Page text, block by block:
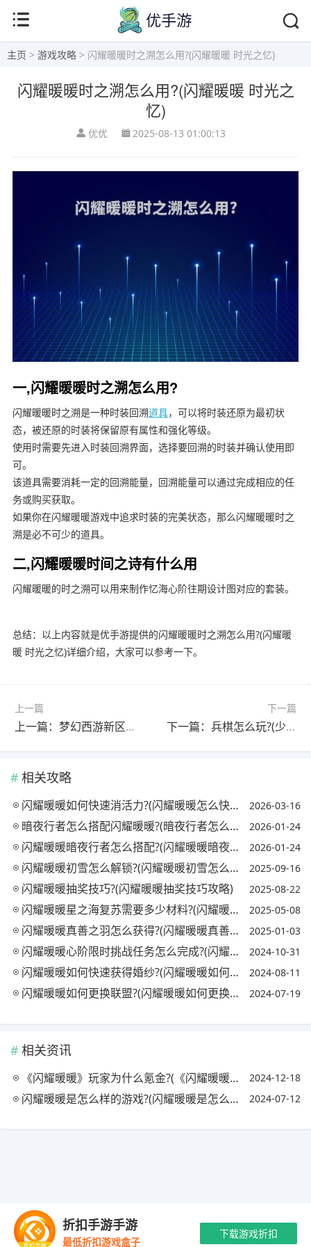
主页 > 游戏攻略 > 闪耀暖暖时之溯怎么用?(闪耀暖暖 时光之忆)
闪耀暖暖时之溯怎么用?(闪耀暖暖 时光之
忆)
优优 2025-08-13 01:00:13
一,闪耀暖暖时之溯怎么用?
闪耀暖暖时之溯是一种时装回溯道具，可以将时装还原为最初状
态，被还原的时装将保留原有属性和强化等级。
使用时需要先进入时装回溯界面，选择要回溯的时装并确认使用即
可。
该道具需要消耗一定的回溯能量，回溯能量可以通过完成相应的任
务或购买获取。
如果你在闪耀暖暖游戏中追求时装的完美状态，那么闪耀暖暖时之
溯是必不可少的道具。
二,闪耀暖暖时间之诗有什么用
闪耀暖暖的时之溯可以用来制作忆海心阶往期设计图对应的套装。
总结：以上内容就是优手游提供的闪耀暖暖时之溯怎么用?(闪耀暖
暖 时光之忆)详细介绍，大家可以参考一下。
上一篇
上一篇：梦幻西游新区五开用什么攻宝宝?(梦幻新区5开用什么宝宝)
下一篇
下一篇：兵棋怎么玩?(少女前线兵棋怎么玩)
相关攻略
闪耀暖暖如何快速消活力?(闪耀暖暖怎么快速提升) 2026-03-16
暗夜行者怎么搭配闪耀暖暖?(暗夜行者怎么搭配闪耀暖暖套装) 2026-01-24
闪耀暖暖暗夜行者怎么搭配?(闪耀暖暖暗夜行者怎么搭配阵容) 2026-01-24
闪耀暖暖初雪怎么解锁?(闪耀暖暖初雪怎么获得) 2025-09-16
闪耀暖暖抽奖技巧?(闪耀暖暖抽奖技巧攻略) 2025-08-22
闪耀暖暖星之海复苏需要多少材料?(闪耀暖暖星海之梦复苏材料) 2025-05-08
闪耀暖暖真善之羽怎么获得?(闪耀暖暖真善之羽怎么获得视频) 2025-01-03
闪耀暖暖心阶限时挑战任务怎么完成?(闪耀暖暖心阶什么时候结算) 2024-10-31
闪耀暖暖如何快速获得婚纱?(闪耀暖暖如何快速获得婚纱碎片) 2024-08-11
闪耀暖暖如何更换联盟?(闪耀暖暖如何更换联盟账号) 2024-07-19
相关资讯
《闪耀暖暖》玩家为什么氪金?(《闪耀暖暖》玩家为什么氪金这么多) 2024-12-18
闪耀暖暖是怎么样的游戏?(闪耀暖暖是怎么样的游戏模式) 2024-07-12
折扣手游手游
最低折扣游戏盒子
下载游戏折扣
Copyright © 2021-2035 优手游 版权所有 网站备案号：
2024042416号-1抵制不良游戏 拒绝盗版游戏 注意自我保护 谨防受骗上